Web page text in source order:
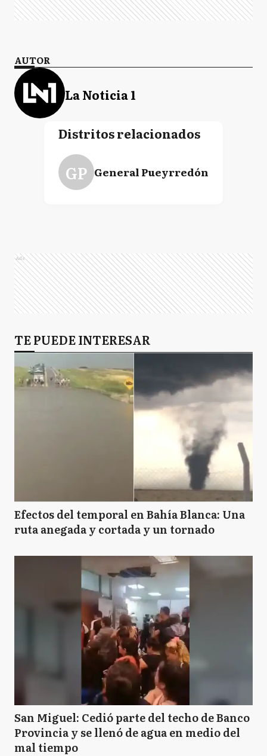
AUTOR
La Noticia 1
Distritos relacionados
GP General Pueyrredón
Ads
TE PUEDE INTERESAR
Efectos del temporal en Bahía Blanca: Una
ruta anegada y cortada y un tornado
San Miguel: Cedió parte del techo de Banco
Provincia y se llenó de agua en medio del
mal tiempo